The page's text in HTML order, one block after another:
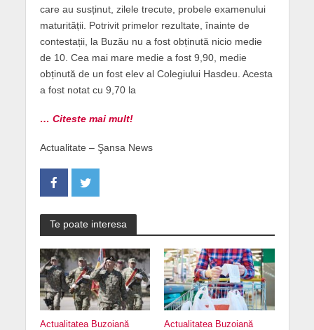
care au susținut, zilele trecute, probele examenului
maturității. Potrivit primelor rezultate, înainte de
contestații, la Buzău nu a fost obținută nicio medie
de 10. Cea mai mare medie a fost 9,90, medie
obținută de un fost elev al Colegiului Hasdeu. Acesta
a fost notat cu 9,70 la
… Citeste mai mult!
Actualitate – Şansa News
Te poate interesa
Actualitatea Buzoiană Actualitatea Buzoiană